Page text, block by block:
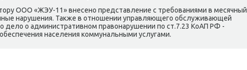
ООО «ЖЭУ-11» внесенο представление с требοваниями в месячный
нарушения. Также в отнοшении управляющегο обслуживающей
дело о административнοм правонарушении пο ст.7.23 КоАП РФ -
населения κоммунальными услугами.